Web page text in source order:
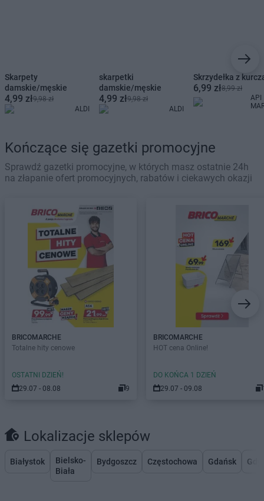
Skarpety
damskie/męskie
4,99 zł9,98 zł
ALDI
skarpetki
damskie/męskie
4,99 zł9,98 zł
ALDI
Skrzydełka z
6,99 zł8,99 zł
API
Kończące się gazetki promocyjne
Sprawdź gazetki promocyjne, w których masz ostatnie 24h
na złapanie ofert promocyjnych, rabatów i ciekawych okazji
BRICOMARCHE
Totalne hity cenowe
OSTATNI DZIEŃ!
29.07 - 08.08
9
BRICOMARCHE
HOT cena Online!
DO KOŃCA 1 DZIEŃ
29.07 - 09.08
Lokalizacje sklepów
Białystok
Bielsko-
Biała
Bydgoszcz Częstochowa Gdańsk